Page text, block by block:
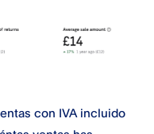
con IVA incluido